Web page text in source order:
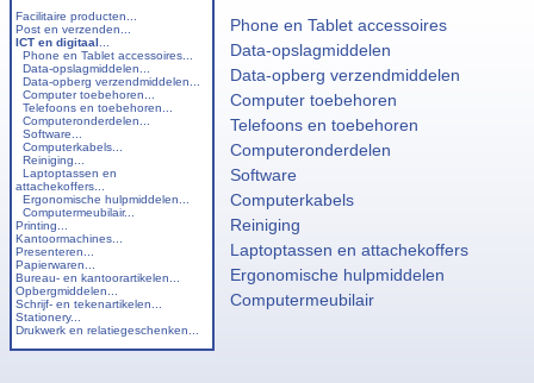
Facilitaire producten...
Post en verzenden...
ICT en digitaal
Phone en Tablet accessoires...
Data-opslagmiddelen...
Data-opberg verzendmiddelen...
Computer toebehoren...
Telefoons en toebehoren...
Computeronderdelen...
Software...
Computerkabels...
Reiniging...
Laptoptassen en
attachekoffers...
Ergonomische hulpmiddelen...
Computermeubilair...
Printing...
Kantoormachines...
Presenteren...
Papierwaren...
Bureau- en kantoorartikelen...
Opbergmiddelen...
Schrijf- en tekenartikelen...
Stationery...
Drukwerk en relatiegeschenken...
Phone en Tablet accessoires
Data-opslagmiddelen
Data-opberg verzendmiddelen
Computer toebehoren
Telefoons en toebehoren
Computeronderdelen
Software
Computerkabels
Reiniging
Laptoptassen en attachekoffers
Ergonomische hulpmiddelen
Computermeubilair